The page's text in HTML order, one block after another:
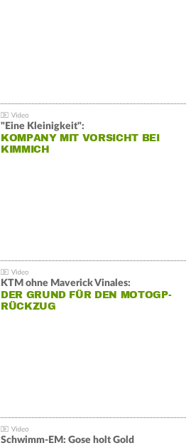
"Eine Kleinigkeit":
KOMPANY MIT VORSICHT BEI
KIMMICH
KTM ohne Maverick Vinales:
DER GRUND FÜR DEN MOTOGP-
RÜCKZUG
Schwimm-EM: Gose holt Gold